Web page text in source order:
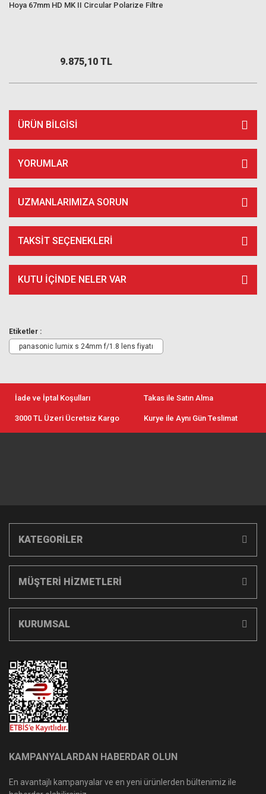
Hoya 67mm HD MK II Circular Polarize Filtre
9.875,10 TL
ÜRÜN BILGISI
YORUMLAR
UZMANLARIMIZA SORUN
TAKSIT SEÇENEKLERI
KUTU İÇİNDE NELER VAR
Etiketler :
panasonic lumix s 24mm f/1.8 lens fiyatı
İade ve İptal Koşulları Takas ile Satın Alma
3000 TL Üzeri Ücretsiz Kargo Kurye ile Aynı Gün Teslimat
KATEGORİLER
MÜŞTERİ HİZMETLERİ
KURUMSAL
KAMPANYALARDAN HABERDAR OLUN
En avantajlı kampanyalar ve en yeni ürünlerden bültenimiz ile